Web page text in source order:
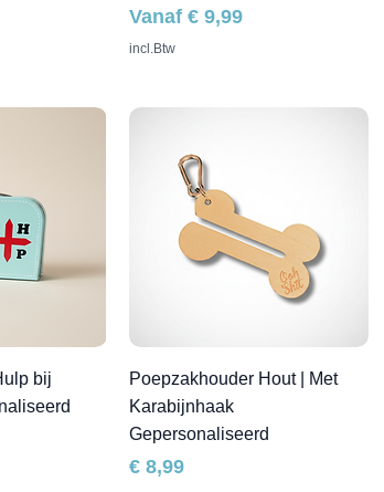
Vanaf € 9,99
Verkoopprijs
incl.Btw
bij
Poepzakhouder Hout | Met
Karabijnhaak
Gepersonaliseerd
Prijs
€ 8,99